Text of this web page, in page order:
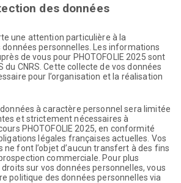
des données
une attention particulière à la
personnelles. Les informations
de vous pour PHOTOFOLIE 2025 sont
du CNRS. Cette collecte de vos données
pour l’organisation et la réalisation
à caractère personnel sera limitée
et strictement nécessaires à
PHOTOFOLIE 2025, en conformité
légales françaises actuelles. Vos
ne font l’objet d’aucun transfert à des fins
commerciale. Pour plus
sur vos données personnelles, vous
politique des données personnelles via